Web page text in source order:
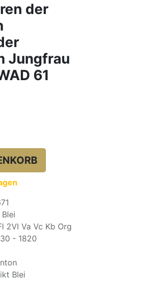
der
Jungfrau
61
2Vl Va Vc Kb Org
- 1820
Blei